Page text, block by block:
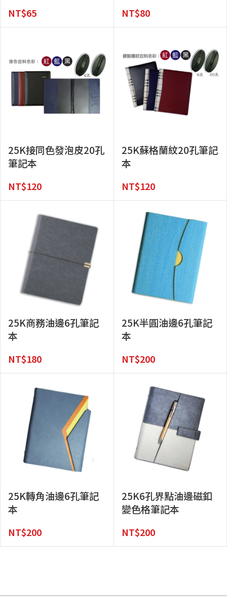
NT$65 NT$80
25K接同色發泡皮20孔
筆記本
NT$120
25K蘇格蘭紋20孔筆記
本
NT$120
25K商務油邊6孔筆記
本
NT$180
25K半圓油邊6孔筆記
本
NT$200
25K轉角油邊6孔筆記
本
NT$200
25K6孔界點油邊磁釦
變色格筆記本
NT$200